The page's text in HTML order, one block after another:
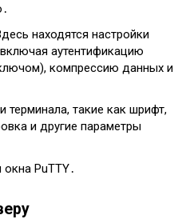
находятся настройки
аутентификацию
компрессию данных и
терминала, такие как шрифт,
и другие параметры
PuTTY․